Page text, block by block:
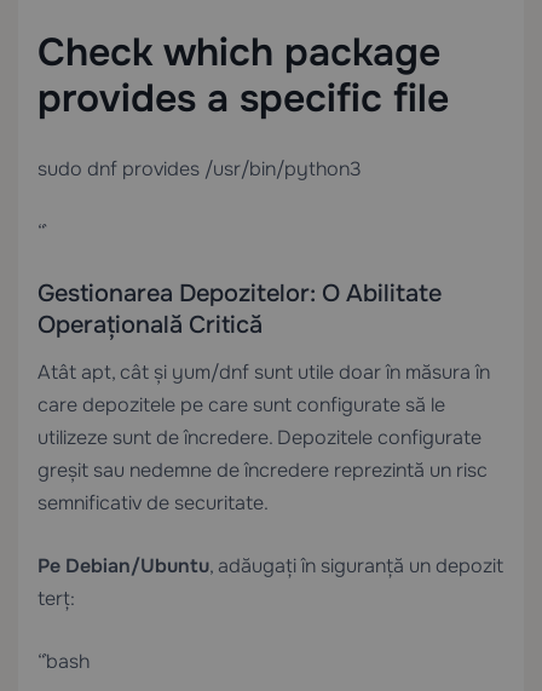
Check which package
provides a specific file
sudo dnf provides /usr/bin/python3
“`
Gestionarea Depozitelor: O Abilitate
Operațională Critică
Atât apt, cât și yum/dnf sunt utile doar în măsura în
care depozitele pe care sunt configurate să le
utilizeze sunt de încredere. Depozitele configurate
greșit sau nedemne de încredere reprezintă un risc
semnificativ de securitate.
Pe Debian/Ubuntu, adăugați în siguranță un depozit
terț:
“`bash